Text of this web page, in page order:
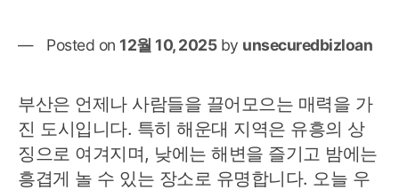
Posted on 12월 10, 2025by unsecuredbizloan
부산은 언제나 사람들을 끌어모으는 매력을 가
진 도시입니다. 특히 해운대 지역은 유흥의 상
징으로 여겨지며, 낮에는 해변을 즐기고 밤에는
흥겹게 놀 수 있는 장소로 유명합니다. 오늘 우